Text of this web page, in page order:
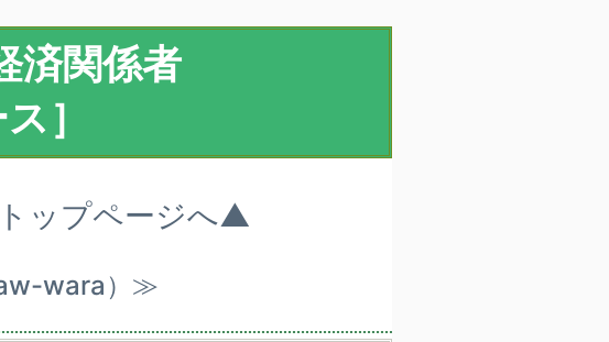
済関係者
］
ップページへ▲
wara）≫